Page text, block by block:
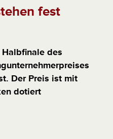
fest
des
Der Preis ist mit
dotiert